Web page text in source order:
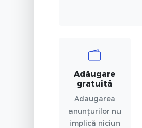
Adăugare
gratuită
Adaugarea
anunțurilor nu
implică niciun